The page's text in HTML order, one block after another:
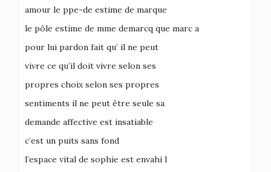
amour le ppe-de estime de marque
le pôle estime de mme demarcq que marc a
pour lui pardon fait qu’ il ne peut
vivre ce qu’il doit vivre selon ses
propres choix selon ses propres
sentiments il ne peut être seule sa
demande affective est insatiable
c’est un puits sans fond
l’espace vital de sophie est envahi l